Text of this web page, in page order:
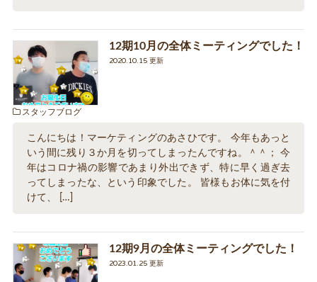
12期10月の全体ミーティングでした！
2020.10.15 更新
スタッフブログ
こんにちは！マーケティングのあさひです。 今年もあっと
いう間に残り３か月を切ってしまったんですね。＾＾； 今
年はコロナ禍の影響であまり外出できず、特に早く過ぎ去
ってしまったな、という印象でした。 皆様もお体に気を付
けて、 […]
12期9月の全体ミーティングでした！
2023.01.25 更新